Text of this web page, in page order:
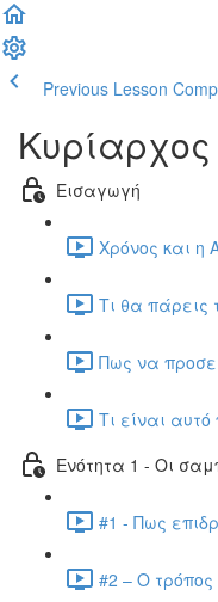
Previous Lesson
Εισαγωγή
Χρόνος και η
Τι θα πάρεις
Πως να
Τι είναι αυτό
Ενότητα 1 - Οι
#1 - Πως
#2 – Ο